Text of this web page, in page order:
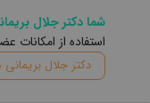
شما دکتر جلال
استفاده از امکانات
دکتر جلال